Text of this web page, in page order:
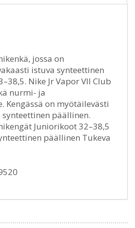
jossa on
istuva synteettinen
Nike Jr Vapor VII Club
nurmi- ja
Kengässä on myötäilevästi
päällinen.
Juniorikoot 32–38,5
päällinen Tukeva